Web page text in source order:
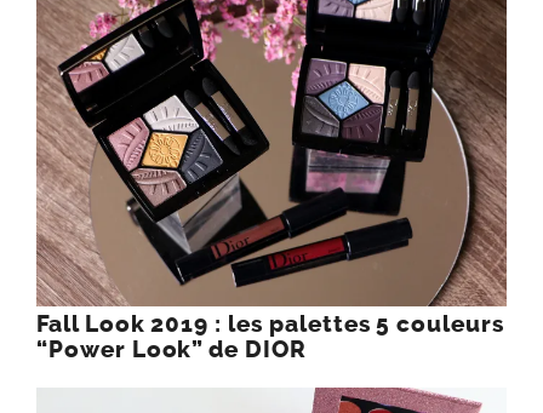
Fall Look 2019 : les palettes 5 couleurs
“Power Look” de DIOR